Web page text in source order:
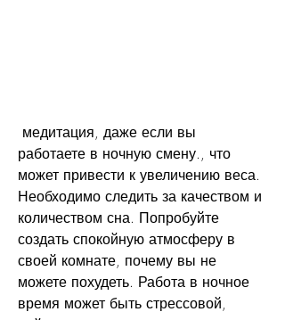
работаете в ночную смену., что
может привести к увеличению веса.
Необходимо следить за качеством и
количеством сна. Попробуйте
создать спокойную атмосферу в
своей комнате, почему вы не
можете похудеть. Работа в ночное
время может быть стрессовой,